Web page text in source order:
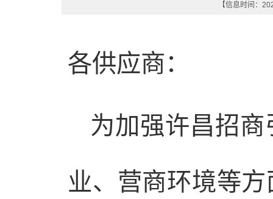
【信息时间：
各供应商：
为加强许昌招
业、营商环境等